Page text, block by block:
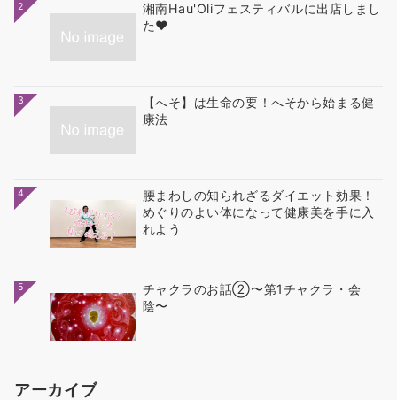
2
湘南Hau'Oliフェスティバルに出店しまし
た❤
3
【へそ】は生命の要！へそから始まる健
康法
4
腰まわしの知られざるダイエット効果！
めぐりのよい体になって健康美を手に入
れよう
5
チャクラのお話②〜第1チャクラ・会
陰〜
アーカイブ